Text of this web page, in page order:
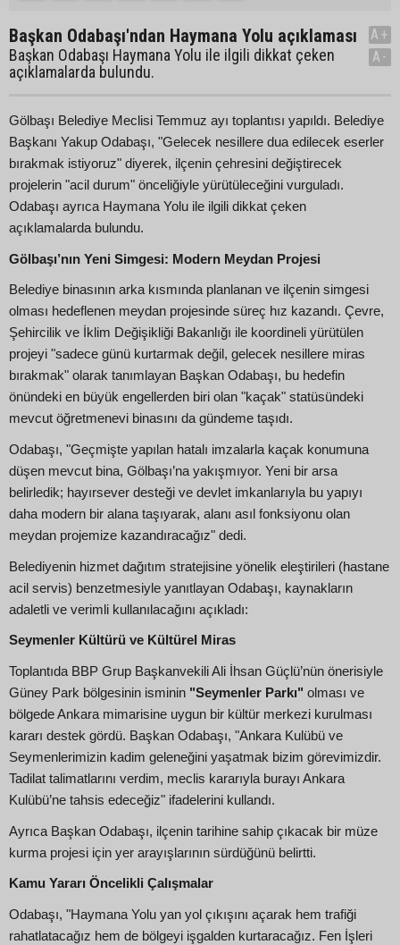
Başkan Odabaşı'ndan Haymana Yolu açıklaması
Başkan Odabaşı Haymana Yolu ile ilgili dikkat çeken
açıklamalarda bulundu.
A+
A-
Gölbaşı Belediye Meclisi Temmuz ayı toplantısı yapıldı. Belediye
Başkanı Yakup Odabaşı, "Gelecek nesillere dua edilecek eserler
bırakmak istiyoruz" diyerek, ilçenin çehresini değiştirecek
projelerin "acil durum" önceliğiyle yürütüleceğini vurguladı.
Odabaşı ayrıca Haymana Yolu ile ilgili dikkat çeken
açıklamalarda bulundu.
Gölbaşı’nın Yeni Simgesi: Modern Meydan Projesi
Belediye binasının arka kısmında planlanan ve ilçenin simgesi
olması hedeflenen meydan projesinde süreç hız kazandı. Çevre,
Şehircilik ve İklim Değişikliği Bakanlığı ile koordineli yürütülen
projeyi "sadece günü kurtarmak değil, gelecek nesillere miras
bırakmak" olarak tanımlayan Başkan Odabaşı, bu hedefin
önündeki en büyük engellerden biri olan "kaçak" statüsündeki
mevcut öğretmenevi binasını da gündeme taşıdı.
Odabaşı, "Geçmişte yapılan hatalı imzalarla kaçak konumuna
düşen mevcut bina, Gölbaşı’na yakışmıyor. Yeni bir arsa
belirledik; hayırsever desteği ve devlet imkanlarıyla bu yapıyı
daha modern bir alana taşıyarak, alanı asıl fonksiyonu olan
meydan projemize kazandıracağız" dedi.
Belediyenin hizmet dağıtım stratejisine yönelik eleştirileri (hastane
acil servis) benzetmesiyle yanıtlayan Odabaşı, kaynakların
adaletli ve verimli kullanılacağını açıkladı:
Seymenler Kültürü ve Kültürel Miras
Toplantıda BBP Grup Başkanvekili Ali İhsan Güçlü’nün önerisiyle
Güney Park bölgesinin isminin "Seymenler Parkı" olması ve
bölgede Ankara mimarisine uygun bir kültür merkezi kurulması
kararı destek gördü. Başkan Odabaşı, "Ankara Kulübü ve
Seymenlerimizin kadim geleneğini yaşatmak bizim görevimizdir.
Tadilat talimatlarını verdim, meclis kararıyla burayı Ankara
Kulübü’ne tahsis edeceğiz" ifadelerini kullandı.
Ayrıca Başkan Odabaşı, ilçenin tarihine sahip çıkacak bir müze
kurma projesi için yer arayışlarının sürdüğünü belirtti.
Kamu Yararı Öncelikli Çalışmalar
Odabaşı, "Haymana Yolu yan yol çıkışını açarak hem trafiği
rahatlatacağız hem de bölgeyi işgalden kurtaracağız. Fen İşleri